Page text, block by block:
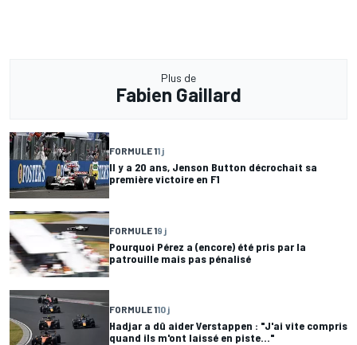
Plus de
Fabien Gaillard
FORMULE 11 j
Il y a 20 ans, Jenson Button décrochait sa
première victoire en F1
FORMULE 19 j
Pourquoi Pérez a (encore) été pris par la
patrouille mais pas pénalisé
FORMULE 110 j
Hadjar a dû aider Verstappen : "J'ai vite compris
quand ils m'ont laissé en piste..."